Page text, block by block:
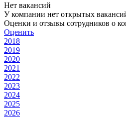
Нет вакансий
У компании нет открытых
Оценки и отзывы сотрудников о
Оценить
2018
2019
2020
2021
2022
2023
2024
2025
2026